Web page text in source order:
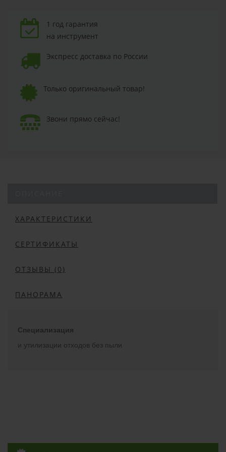
1 год гарантия
на инструмент
Экспресс доставка по России
Только оригинальный товар!
Звони прямо сейчас!
ХАРАКТЕРИСТИКИ
СЕРТИФИКАТЫ
ОТЗЫВЫ (0)
ПАНОРАМА
Специализация
и утилизации отходов без пыли